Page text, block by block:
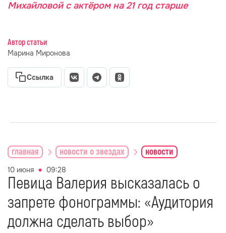
Михайловой с актёром на 21 год старше
Автор статьи
Марина Миронова
Ссылка
главная новости о звездах новости
10 июня 09:28
Певица Валерия высказалась о
запрете фонограммы: «Аудитория
должна сделать выбор»